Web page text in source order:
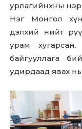
урлагийнхны
Нэг Монгол
дэлхий нийт
урам
байгууллага
удирдаад явах